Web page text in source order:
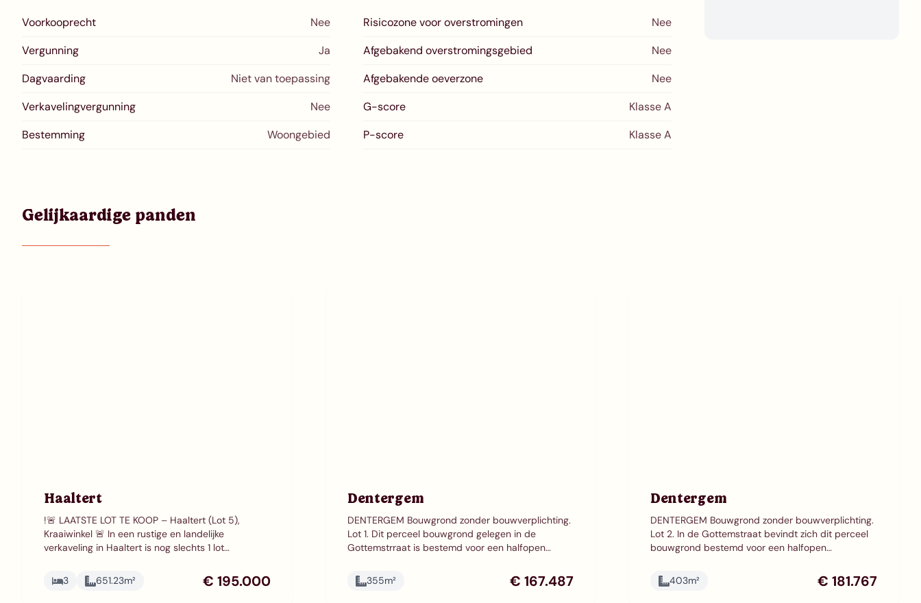
Voorkooprecht Nee Risicozone voor overstromingen
Nee
Vergunning
Ja Afgebakend overstromingsgebied
Nee
Dagvaarding
Niet van toepassing Afgebakende oeverzone
Nee
Verkavelingvergunning
Nee G-score
Klasse A
Bestemming
Woongebied P-score Klasse A
Gelijkaardige panden
Haaltert
!🚨 LAATSTE LOT TE KOOP – Haaltert (Lot 5),
Kraaiwinkel 🚨 In een rustige en landelijke
verkaveling in Haaltert is nog slechts 1 lot
verkocht – dit is dus je laatste kans om hier te
komen wonen ! 🏡 Mooie bouwgrond voor een
3 651.23m² € 195.000
Dentergem
DENTERGEM Bouwgrond zonder bouwverplichting.
Lot 1. Dit perceel bouwgrond gelegen in de
Gottemstrraat is bestemd voor een halfopen
m². De bouwlijn ligt 5 m achter de rooilijn en de
zijdelingse stroken bedragen 4m. Het project
355m² € 167.487
Dentergem
DENTERGEM Bouwgrond zonder bouwverplichting.
Lot 2. In de Gottemstraat bevindt zich dit perceel
bouwgrond bestemd voor een halfopen
405,89 m². Het perceel heeft breedte van 12,22m
en een diepte van 29,04m. De bouwlijn ligt 5 m
403m² € 181.767